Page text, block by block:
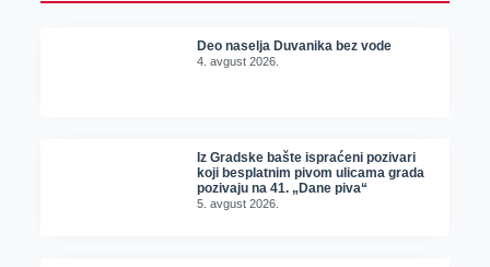
Deo naselja Duvanika bez vode
4. avgust 2026.
Iz Gradske bašte ispraćeni pozivari
koji besplatnim pivom ulicama grada
pozivaju na 41. „Dane piva“
5. avgust 2026.